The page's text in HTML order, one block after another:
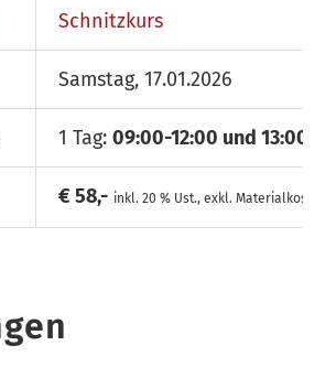
Schnitzkurs
Samstag, 17.01.2026
1 Tag: 09:00-12:00 und 13:00-
€ 58,- inkl. 20 % Ust., exkl. Materialkosten